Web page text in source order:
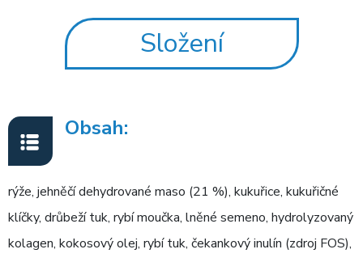
Složení
Obsah:
rýže, jehněčí dehydrované maso (21 %), kukuřice, kukuřičné
klíčky, drůbeží tuk, rybí moučka, lněné semeno, hydrolyzovaný
kolagen, kokosový olej, rybí tuk, čekankový inulín (zdroj FOS),